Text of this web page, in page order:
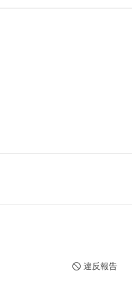
違反報告